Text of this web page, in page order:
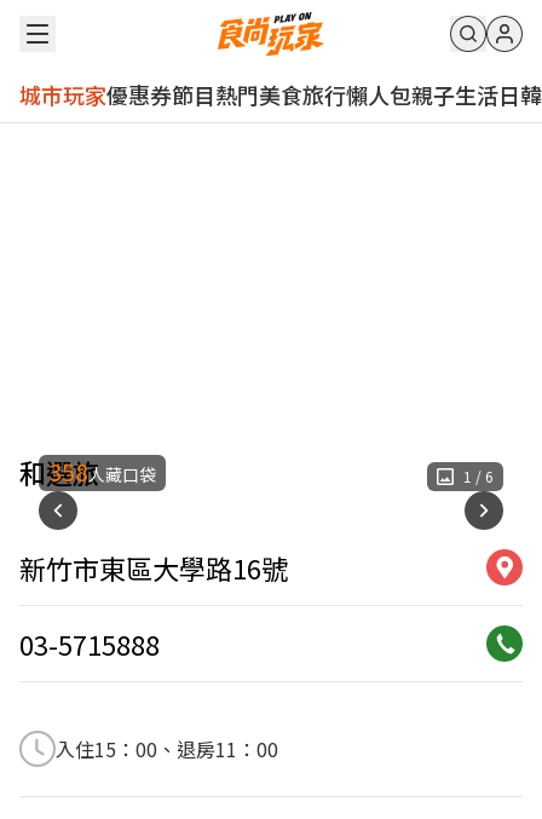
城市玩家優惠券節目熱門美食旅行懶人包親子生活日韓
和選旅 1 / 6
358人藏口袋
新竹市東區大學路16號
03-5715888
入住15：00、退房11：00